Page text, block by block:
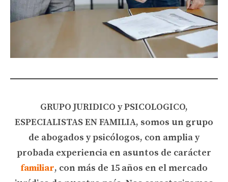
GRUPO JURIDICO y PSICOLOGICO,
ESPECIALISTAS EN FAMILIA, somos un grupo
de abogados y psicólogos, con amplia y
probada experiencia en asuntos de carácter
familiar, con más de 15 años en el mercado